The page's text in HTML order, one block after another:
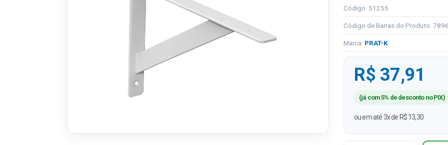
Código: 51255
Código de Barras do Produto:
Marca: PRAT-K
R$ 37,91
(já com 5% de desconto no PIX)
ou em até 3x de R$ 13,30